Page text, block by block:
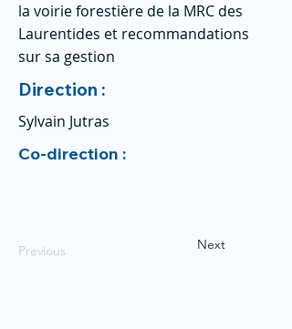
la voirie forestière de la MRC des
Laurentides et recommandations
sur sa gestion
Direction :
Sylvain Jutras
Co-direction :
Previous Next